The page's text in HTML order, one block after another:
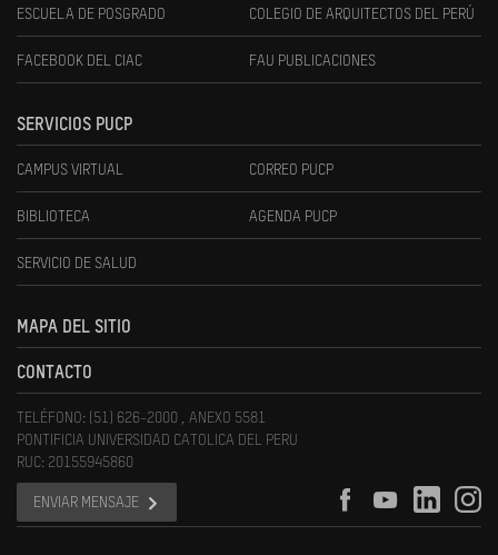
ESCUELA DE POSGRADO COLEGIO DE ARQUITECTOS DEL PERÚ
FACEBOOK DEL CIAC FAU PUBLICACIONES
SERVICIOS PUCP
CAMPUS VIRTUAL CORREO PUCP
BIBLIOTECA AGENDA PUCP
SERVICIO DE SALUD
MAPA DEL SITIO
CONTACTO
TELÉFONO: (51) 626-2000 , ANEXO 5581
PONTIFICIA UNIVERSIDAD CATOLICA DEL PERU
RUC: 20155945860
ENVIAR MENSAJE